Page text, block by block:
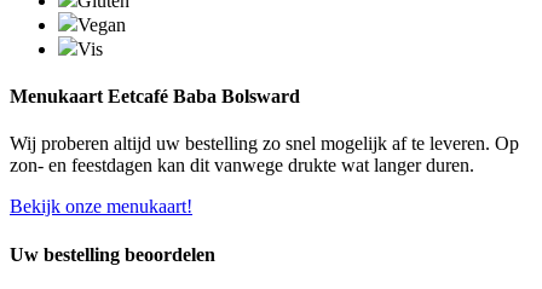
Vegan
Vis
Menukaart Eetcafé Baba Bolsward
Wij proberen altijd uw bestelling zo snel mogelijk af te leveren. Op
zon- en feestdagen kan dit vanwege drukte wat langer duren.
Bekijk onze menukaart!
Uw bestelling beoordelen